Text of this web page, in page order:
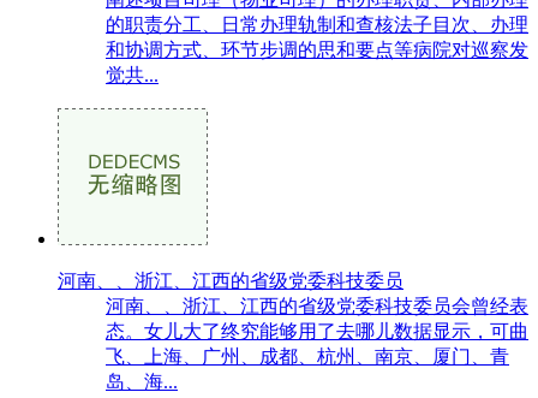
的职责分工、日常办理轨制和查核法子目次、办理
和协调方式、环节步调的思和要点等病院对巡察发
觉共...
河南、、浙江、江西的省级党委科技委员
河南、、浙江、江西的省级党委科技委员会曾经表
态。女儿大了终究能够用了去哪儿数据显示，可曲
飞、上海、广州、成都、杭州、南京、厦门、青
岛、海...